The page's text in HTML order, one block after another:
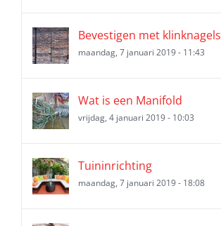
Bevestigen met klinknagels
maandag, 7 januari 2019 - 11:43
Wat is een Manifold
vrijdag, 4 januari 2019 - 10:03
Tuininrichting
maandag, 7 januari 2019 - 18:08